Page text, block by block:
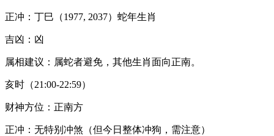
正冲：丁巳（1977, 2037）蛇年生肖
吉凶：凶
属相建议：属蛇者避免，其他生肖面向正南。
亥时（21:00-22:59）
财神方位：正南方
正冲：无特别冲煞（但今日整体冲狗，需注意）